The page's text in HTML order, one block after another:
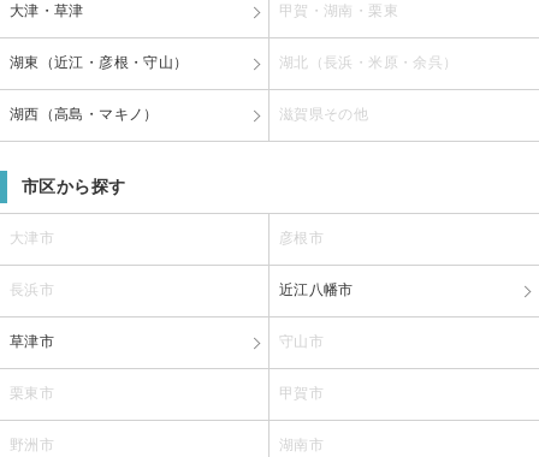
大津・草津 甲賀・湖南・栗東
湖東（近江・彦根・守山） 湖北（長浜・米原・余呉）
湖西（高島・マキノ） 滋賀県その他
市区から探す
大津市 彦根市
長浜市 近江八幡市
草津市 守山市
栗東市 甲賀市
野洲市 湖南市